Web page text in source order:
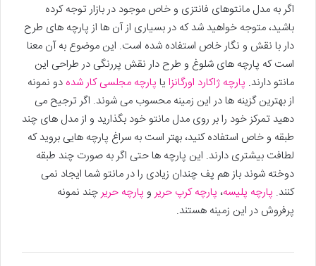
اگر به مدل مانتوهای فانتزی و خاص موجود در بازار توجه کرده
باشید، متوجه خواهید شد که در بسیاری از آن ها از پارچه های طرح
دار با نقش و نگار خاص استفاده شده است. این موضوع به آن معنا
است که پارچه های شلوغ و طرح دار نقش پررنگی در طراحی این
مانتو دارند. پارچه ژاکارد اورگانزا یا پارچه مجلسی کار شده دو نمونه
از بهترین گزینه ها در این زمینه محسوب می شوند. اگر ترجیح می
دهید تمرکز خود را بر روی مدل مانتو خود بگذارید و از مدل های چند
طبقه و خاص استفاده کنید، بهتر است به سراغ پارچه هایی بروید که
لطافت بیشتری دارند. این پارچه ها حتی اگر به صورت چند طبقه
دوخته شوند باز هم پف چندان زیادی را در مانتو شما ایجاد نمی
کنند. پارچه پلیسه، پارچه کرپ حریرو پارچه حریرچند نمونه
پرفروش در این زمینه هستند.